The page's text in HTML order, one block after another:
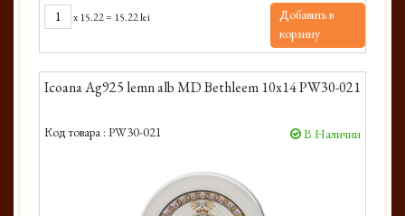
x15.22= 15.22 lei
Добавить в
корзину
Icoana Ag925 lemn alb MD Bethleem 10x14 PW30-021
Код товара : PW30-021 В Наличии